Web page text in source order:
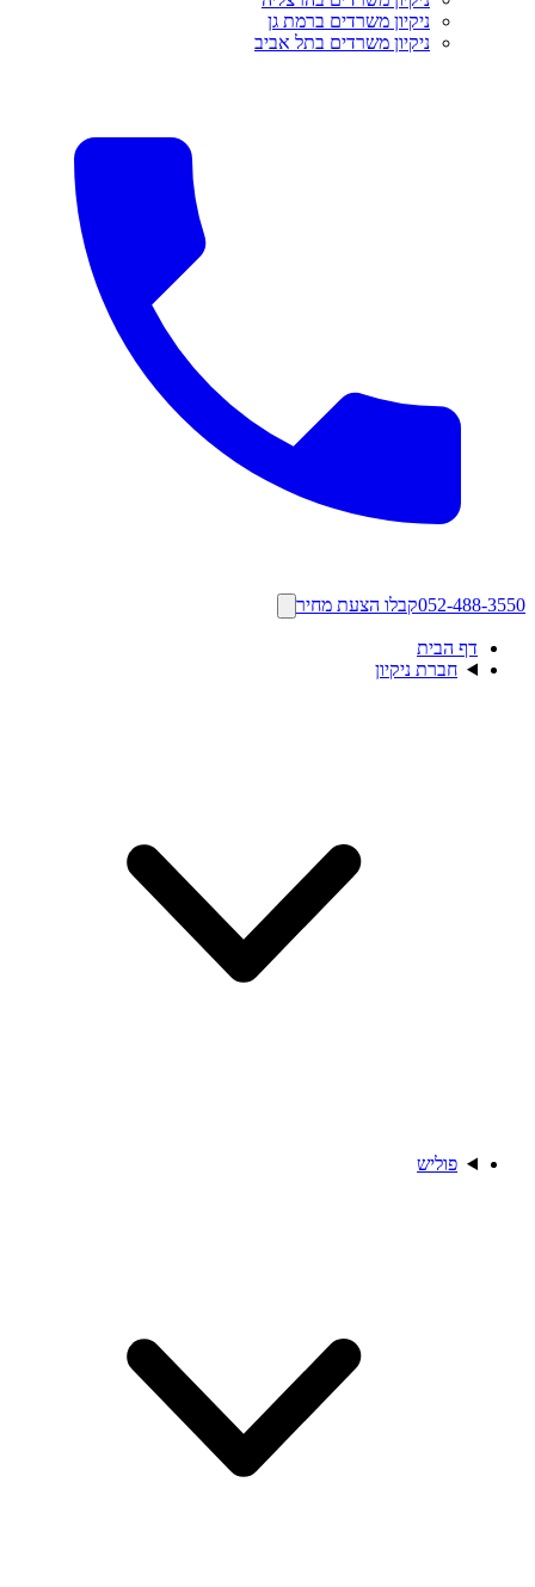
ניקיון משרדים ברמת גן
ניקיון משרדים בתל אביב
052-488-3550קבלו הצעת מחיר
דף הבית
חברת ניקיון
פוליש